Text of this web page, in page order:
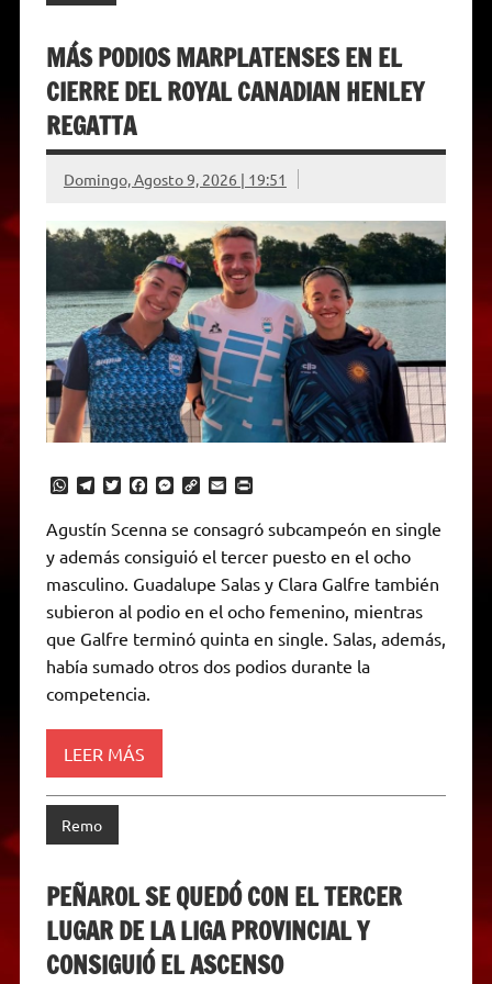
MÁS PODIOS MARPLATENSES EN EL
CIERRE DEL ROYAL CANADIAN HENLEY
REGATTA
Domingo, Agosto 9, 2026 | 19:51
W
t
s
p
p
T
l
e
g
r
a
m
T
t
t
r
F
e
b
o
k
M
s
e
n
g
e
C
y
L
n
k
E
i
l
P
n
t
r
i
n
d
l
Agustín Scenna se consagró subcampeón en single
y además consiguió el tercer puesto en el ocho
masculino. Guadalupe Salas y Clara Galfre también
subieron al podio en el ocho femenino, mientras
que Galfre terminó quinta en single. Salas, además,
había sumado otros dos podios durante la
competencia.
LEER MÁS
Remo
PEÑAROL SE QUEDÓ CON EL TERCER
LUGAR DE LA LIGA PROVINCIAL Y
CONSIGUIÓ EL ASCENSO